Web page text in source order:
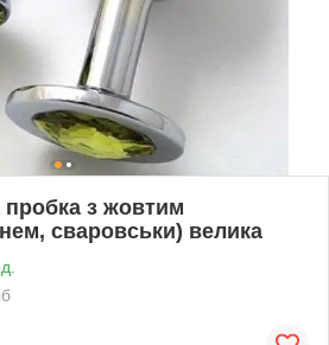
з жовтим
сваровськи) велика